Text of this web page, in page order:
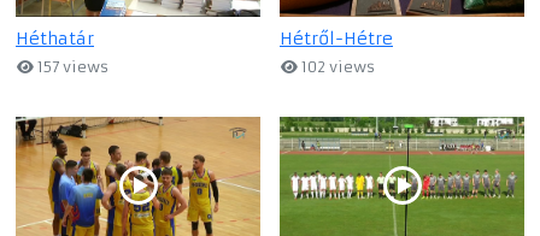
Héthatár
157 views
Hétről-Hétre
102 views